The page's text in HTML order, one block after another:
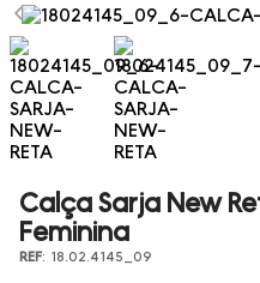
Calça Sarja New
Feminina
REF: 18.02.4145_09